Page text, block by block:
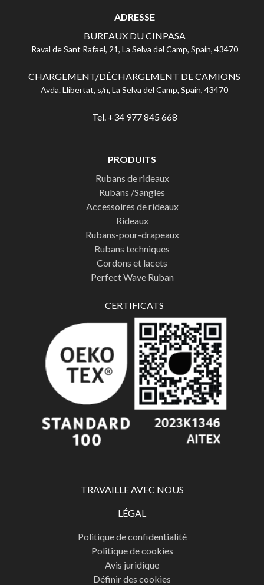
ADRESSE
BUREAUX DU CINPASA
Raval de Sant Rafael, 21, La Selva del Camp, Spain, 43470
CHARGEMENT/DÉCHARGEMENT DE CAMIONS
Avda. Llibertat, s/n, La Selva del Camp, Spain, 43470
Tel. +34 977 845 668
PRODUITS
Rubans de rideaux
Rubans /Sangles
Accessoires de rideaux
Rideaux
Rubans-pour-drapeaux
Rubans techniques
Cordons et lacets
Perfect Wave Ruban
CERTIFICATS
TRAVAILLE AVEC NOUS
LÉGAL
Politique de confidentialité
Politique de cookies
Avis juridique
Définir des cookies